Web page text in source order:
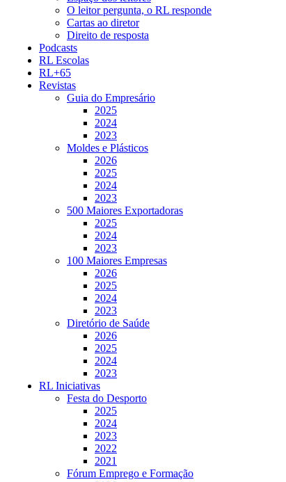
O leitor pergunta, o RL responde
Cartas ao diretor
Direito de resposta
Podcasts
RL Escolas
RL+65
Revistas
Guia do Empresário
2025
2024
2023
Moldes e Plásticos
2026
2025
2024
2023
500 Maiores Exportadoras
2025
2024
2023
100 Maiores Empresas
2026
2025
2024
2023
Diretório de Saúde
2026
2025
2024
2023
RL Iniciativas
Festa do Desporto
2025
2024
2023
2022
2021
Fórum Emprego e Formação